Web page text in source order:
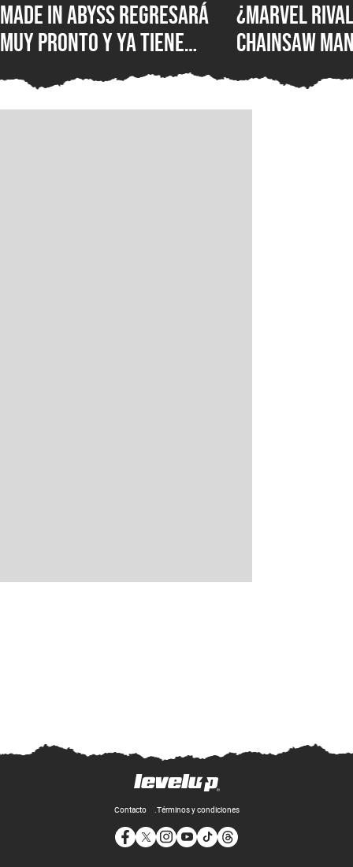
Made in Abyss regresará
muy pronto y ya tiene
ventana de estreno, la
nueva película llegará a
¿Marvel
Chainsaw
comparan a
Demonio
Contacto Términos y condiciones
Opens in new window
Opens in new window
Opens in new window
Opens in new window
Opens in new window
Opens in new window